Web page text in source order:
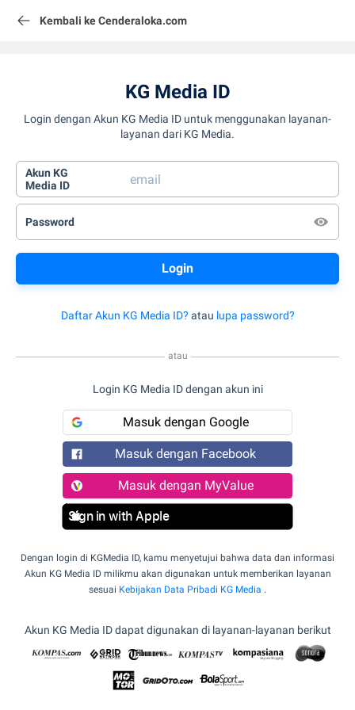
Kembali ke Cenderaloka.com
KG Media ID
Login dengan Akun KG Media ID untuk menggunakan layanan-
layanan dari KG Media.
Akun KG
Media ID
Password
Daftar Akun KG Media ID? atau lupa password?
atau
Login KG Media ID dengan akun ini
Masuk dengan Google
Masuk dengan Facebook
Masuk dengan MyValue
Sign in with Apple
Dengan login di KGMedia ID, kamu menyetujui bahwa data dan informasi
Akun KG Media ID milikmu akan digunakan untuk memberikan layanan
sesuai Kebijakan Data Pribadi KG Media .
Akun KG Media ID dapat digunakan di layanan-layanan berikut